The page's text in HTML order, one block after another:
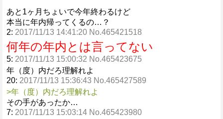
あと1ヶ月ちょいで今年終わるけど
本当に年内帰ってくるの…？
2: 2017/11/13 14:41:20 No.465421518
何年の年内とは言ってない
5: 2017/11/13 15:00:32 No.465423675
年（度）内だろ理解れよ
20: 2017/11/13 15:36:43 No.465427589
>年（度）内だろ理解れよ
その手があったか…
7: 2017/11/13 15:03:14 No.465423980